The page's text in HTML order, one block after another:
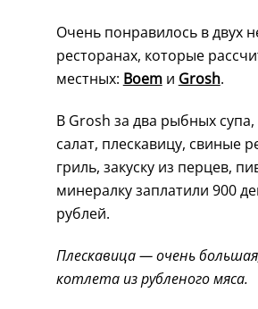
Очень понравилось в двух
ресторанах, которые
местных: Boemи Grosh.
В Grosh за два рыбных
салат, плескавицу, свиные
гриль, закуску из перцев,
минералку заплатили 900
рублей.
Плескавица — очень
котлета из рубленого мяса.